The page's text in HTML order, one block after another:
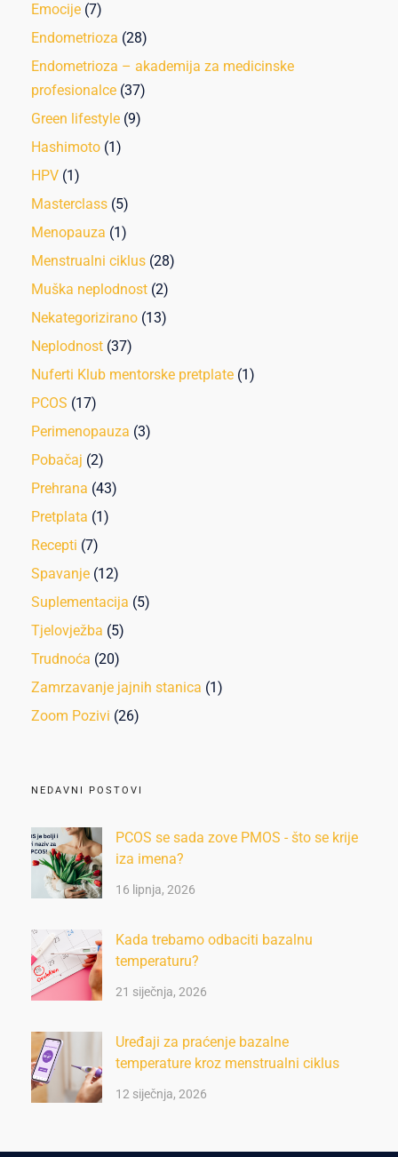
Emocije (7)
Endometrioza (28)
Endometrioza – akademija za medicinske
profesionalce (37)
Green lifestyle (9)
Hashimoto (1)
HPV (1)
Masterclass (5)
Menopauza (1)
Menstrualni ciklus (28)
Muška neplodnost (2)
Nekategorizirano (13)
Neplodnost (37)
Nuferti Klub mentorske pretplate (1)
PCOS (17)
Perimenopauza (3)
Pobačaj (2)
Prehrana (43)
Pretplata (1)
Recepti (7)
Spavanje (12)
Suplementacija (5)
Tjelovježba (5)
Trudnoća (20)
Zamrzavanje jajnih stanica (1)
Zoom Pozivi (26)
NEDAVNI POSTOVI
PCOS se sada zove PMOS - što se krije
iza imena?
16 lipnja, 2026
Kada trebamo odbaciti bazalnu
temperaturu?
21 siječnja, 2026
Uređaji za praćenje bazalne
temperature kroz menstrualni ciklus
12 siječnja, 2026